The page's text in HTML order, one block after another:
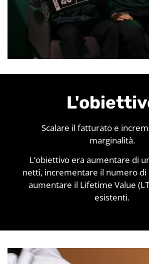
Scalare il fatturato e
marginalità.
L’obiettivo era aumentare di
netti, incrementare il numero di
aumentare il Lifetime Value
esistenti.